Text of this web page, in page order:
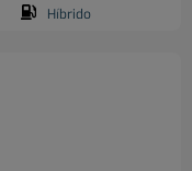
Híbrido